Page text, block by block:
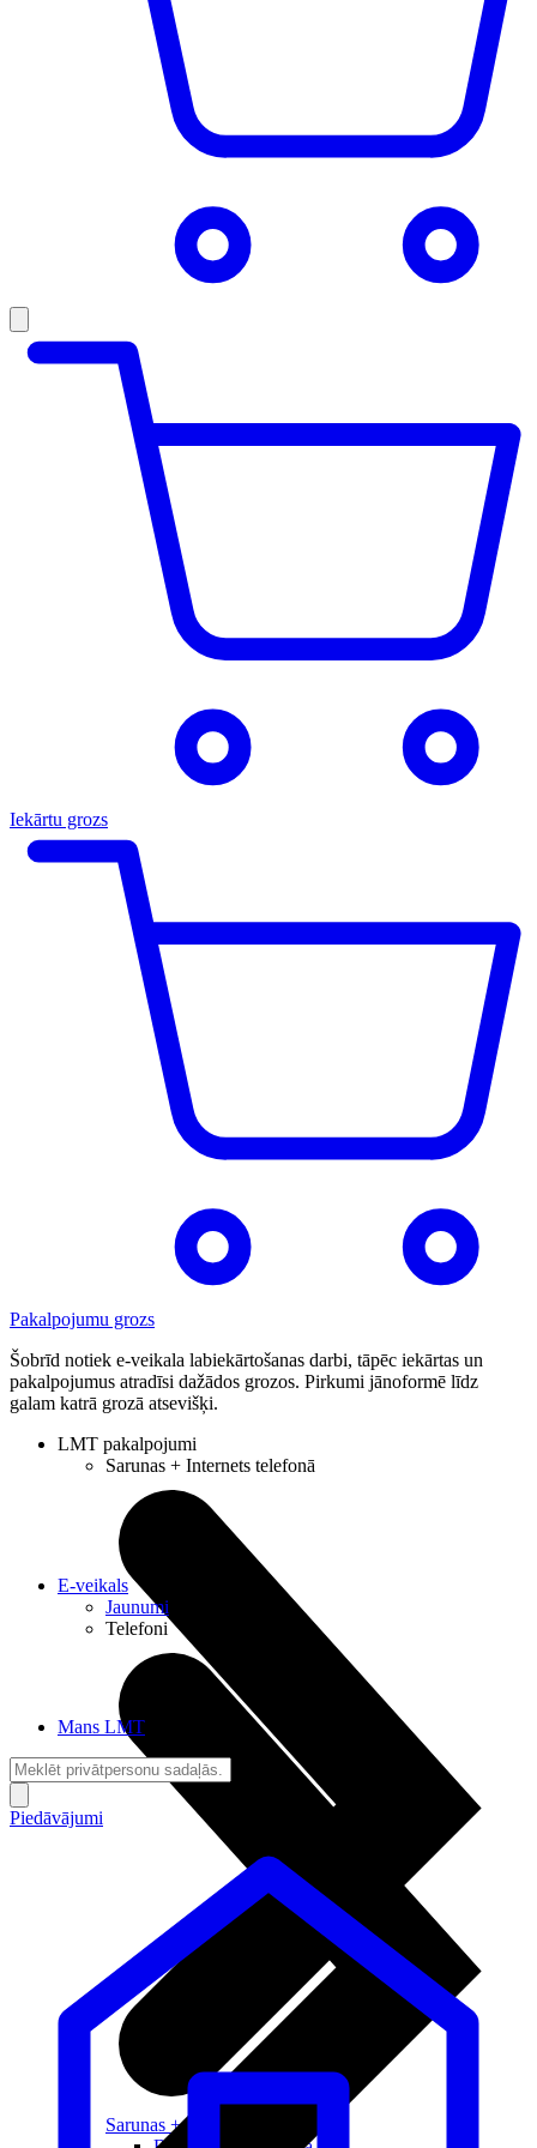
Iekārtu grozs
Pakalpojumu grozs
Šobrīd notiek e-veikala labiekārtošanas darbi, tāpēc iekārtas un
pakalpojumus atradīsi dažādos grozos. Pirkumi jānoformē līdz
galam katrā grozā atsevišķi.
LMT pakalpojumi
Sarunas + Internets telefonā
Sarunas + Internets
E-veikals
Jaunumi
Telefoni
Mans LMT
Piedāvājumi